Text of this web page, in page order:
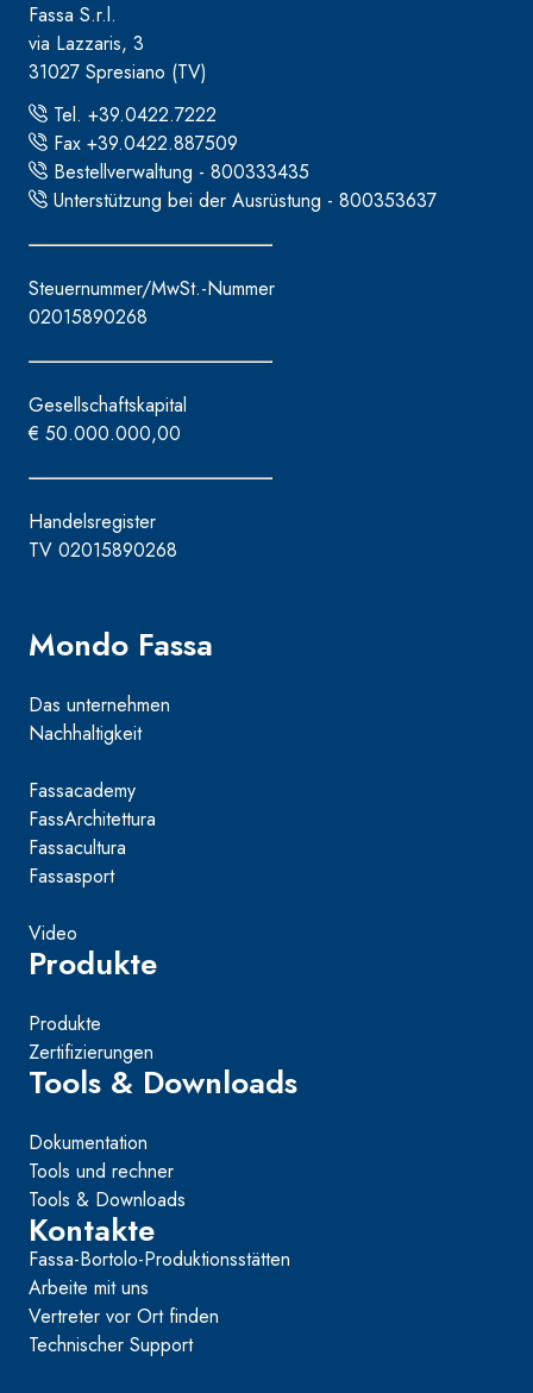
Fassa S.r.l.
via Lazzaris, 3
31027 Spresiano (TV)
Tel. +39.0422.7222
Fax +39.0422.887509
Bestellverwaltung - 800333435
Unterstützung bei der Ausrüstung - 800353637
Steuernummer/MwSt.-Nummer
02015890268
Gesellschaftskapital
€ 50.000.000,00
Handelsregister
TV 02015890268
Mondo Fassa
Das unternehmen
Nachhaltigkeit
Fassacademy
FassArchitettura
Fassacultura
Fassasport
Video
Produkte
Produkte
Zertifizierungen
Tools & Downloads
Dokumentation
Tools und rechner
Tools & Downloads
Kontakte
Fassa-Bortolo-Produktionsstätten
Arbeite mit uns
Vertreter vor Ort finden
Technischer Support